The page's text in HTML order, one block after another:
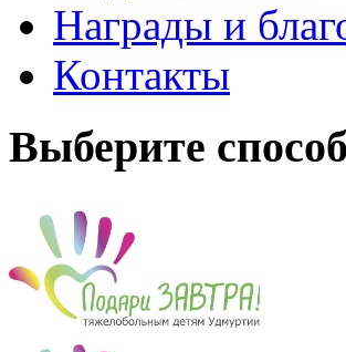
Награды и
Контакты
Выберите